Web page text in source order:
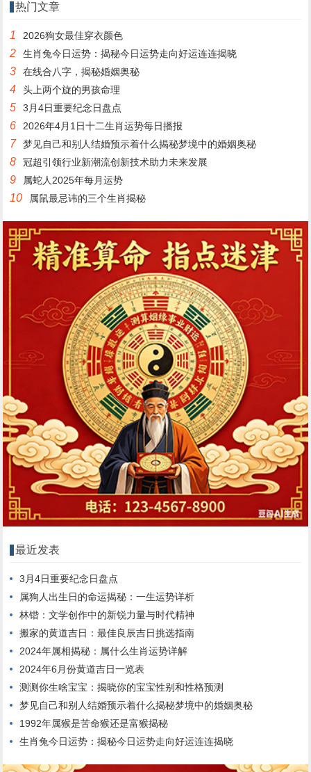
热门文章
1 2026狗女最佳穿衣颜色
2 生肖兔今日运势：揭秘今日运势走向好运连连揭晓
3 在线合八字，揭秘婚姻奥秘
4 头上两个旋的男孩命理
5 3月4日重要纪念日盘点
6 2026年4月1日十二生肖运势每日播报
7 梦见自己和别人结婚预示着什么揭秘梦境中的婚姻奥秘
8 冠超引领行业新潮流创新技术助力未来发展
9 属蛇人2025年每月运势
10 属鼠最忌讳的三个生肖揭秘
最近发表
3月4日重要纪念日盘点
属狗人出生日的命运揭秘：一生运势详析
林锴：文学创作中的新锐力量与时代精神
搬家的黄道吉日：最佳良辰吉日挑选指南
2024年属相揭秘：属什么生肖运势详解
2024年6月份黄道吉日一览表
测测你生啥宝宝：揭晓你的宝宝性别和性格预测
梦见自己和别人结婚预示着什么揭秘梦境中的婚姻奥秘
1992年属猴是苦命猴还是富猴揭秘
生肖兔今日运势：揭秘今日运势走向好运连连揭晓